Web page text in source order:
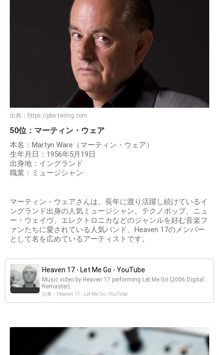
出典： https://pbs.twimg.com
50位：マーティン・ウェア
本名：Martyn Ware（マーティン・ウェア）
生年月日：1956年5月19日
出身地：イングランド
職業：ミュージシャン
マーティン・ウェアさんは、長年に渡り活躍し続けているイ
ングランド出身の人気ミュージシャン。テクノポップ、ニュ
ー・ウェイヴ、エレクトロニカなどのジャンルを好む音楽フ
ァンたちに愛されている人気バンド、Heaven 17のメンバー
として名を広めているアーティストです。
Heaven 17 - Let Me Go - YouTube
Music video by Heaven 17 performing Let Me Go (2006 Digital
Remaster).
出典：Heaven 17 - Let Me Go - YouTube